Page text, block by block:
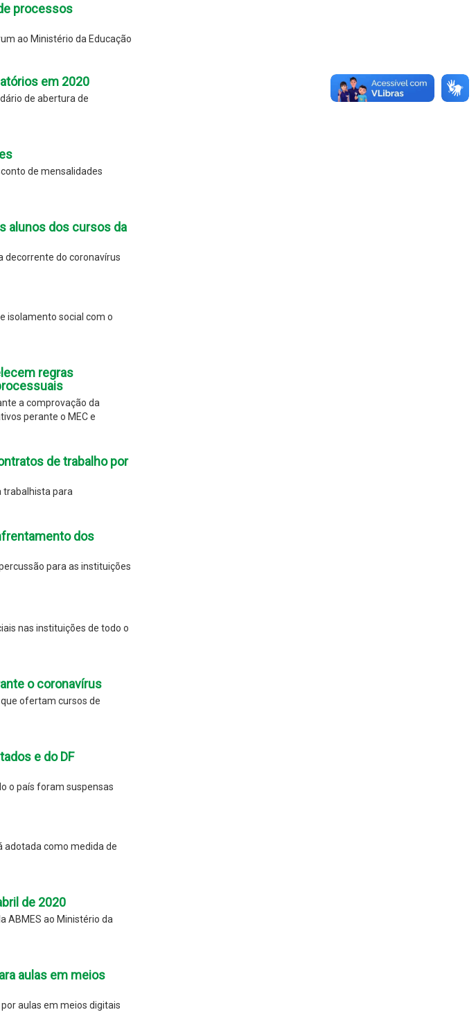
processos
ao Ministério da Educação
em 2020
de abertura de
de mensalidades
alunos dos cursos da
decorrente do coronavírus
isolamento social com o
regras
a comprovação da
perante o MEC e
de trabalho por
trabalhista para
dos
para as instituições
nas instituições de todo o
o coronavírus
ofertam cursos de
e do DF
o país foram suspensas
adotada como medida de
de 2020
ABMES ao Ministério da
aulas em meios
aulas em meios digitais